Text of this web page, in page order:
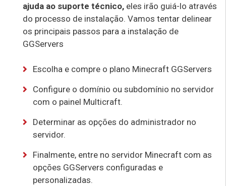
ajuda ao suporte técnico, eles irão guiá-lo através
do processo de instalação. Vamos tentar delinear
os principais passos para a instalação de
GGServers
Escolha e compre o plano Minecraft GGServers
Configure o domínio ou subdomínio no servidor
com o painel Multicraft.
Determinar as opções do administrador no
servidor.
Finalmente, entre no servidor Minecraft com as
opções GGServers configuradas e
personalizadas.